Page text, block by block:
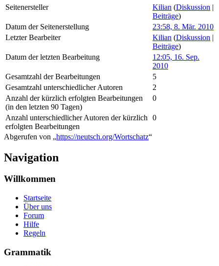
Seitenersteller Kilian (Diskussion |
Beiträge)
Datum der Seitenerstellung
23:58, 8. Mär. 2010
Letzter Bearbeiter
Kilian (Diskussion |
Beiträge)
Datum der letzten Bearbeitung
12:05, 16. Sep.
2010
Gesamtzahl der Bearbeitungen
5
Gesamtzahl unterschiedlicher Autoren
2
Anzahl der kürzlich erfolgten Bearbeitungen
(in den letzten 90 Tagen)
0
Anzahl unterschiedlicher Autoren der kürzlich
erfolgten Bearbeitungen
0
Abgerufen von „https://neutsch.org/Wortschatz“
Navigation
Willkommen
Startseite
Über uns
Forum
Hilfe
Regeln
Grammatik